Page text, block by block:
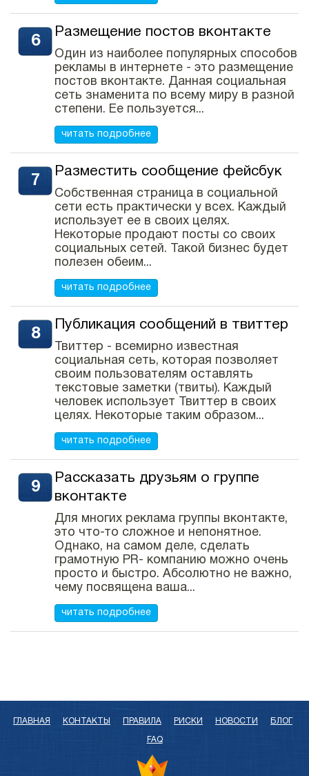
Размещение постов вконтакте
Один из наиболее популярных способов
рекламы в интернете - это размещение
постов вконтакте. Данная социальная
сеть знаменита по всему миру в разной
степени. Ее пользуется...
читать подробнее
Разместить сообщение фейсбук
Собственная страница в социальной
сети есть практически у всех. Каждый
использует ее в своих целях.
Некоторые продают посты со своих
социальных сетей. Такой бизнес будет
полезен обеим...
читать подробнее
Публикация сообщений в твиттер
Твиттер - всемирно известная
социальная сеть, которая позволяет
своим пользователям оставлять
текстовые заметки (твиты). Каждый
человек использует Твиттер в своих
целях. Некоторые таким образом...
читать подробнее
Рассказать друзьям о группе
вконтакте
Для многих реклама группы вконтакте,
это что-то сложное и непонятное.
Однако, на самом деле, сделать
грамотную PR- компанию можно очень
просто и быстро. Абсолютно не важно,
чему посвящена ваша...
читать подробнее
ГЛАВНАЯ КОНТАКТЫ ПРАВИЛА РИСКИ НОВОСТИ БЛОГ
FAQ